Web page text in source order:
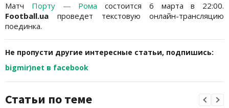
Матч Порту — Рома состоится 6 марта в 22:00.
Football.ua проведет текстовую онлайн-трансляцию
поединка.
Не пропусти другие интересные статьи, подпишись:
bigmir)net в facebook
Статьи по теме